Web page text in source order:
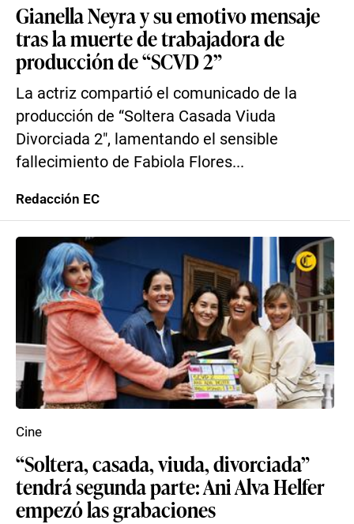
Gianella Neyra y su emotivo mensaje
tras la muerte de trabajadora de
producción de “SCVD 2”
La actriz compartió el comunicado de la
producción de “Soltera Casada Viuda
Divorciada 2″, lamentando el sensible
fallecimiento de Fabiola Flores...
Redacción EC
“Soltera, casada, viuda, divorciada”
tendrá segunda parte: Ani Alva Helfer
empezó las grabaciones
Cine